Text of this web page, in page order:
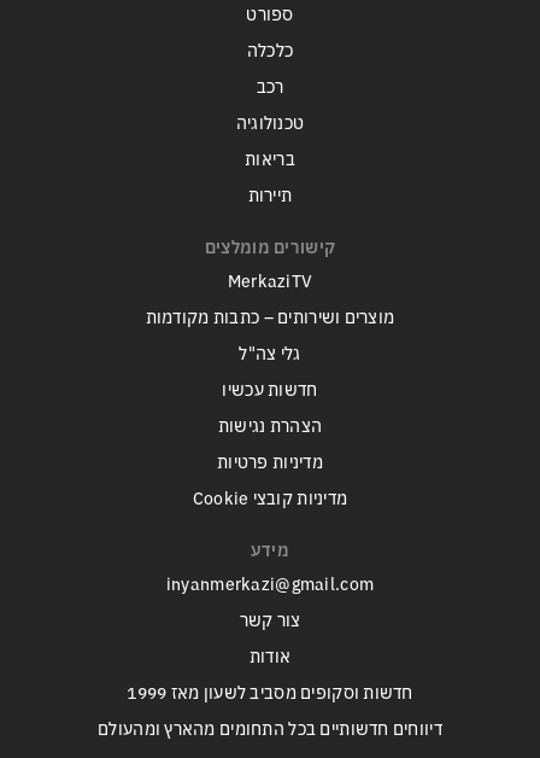
ספורט
כלכלה
רכב
טכנולוגיה
בריאות
תיירות
קישורים מומלצים
MerkaziTV
מוצרים ושירותים – כתבות מקודמות
גלי צה"ל
חדשות עכשיו
הצהרת נגישות
מדיניות פרטיות
מדיניות קובצי Cookie
מידע
inyanmerkazi@gmail.com
צור קשר
אודות
חדשות וסקופים מסביב לשעון מאז 1999
דיווחים חדשותיים בכל התחומים מהארץ ומהעולם